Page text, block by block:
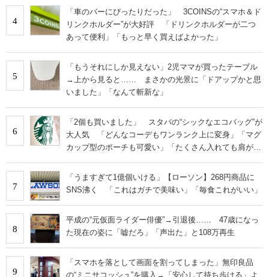
4
「車のバーにぴったりだった」 3COINSの“スマホ＆ド
リンクホルダー”が大好評 「ドリンクホルダーが二つ
あって便利」「もっと早く買えばよかった」
5
「もうそれにしか見えない」2児ママが買ったテーブル
→上から見ると…… まさかの光景に「ドアップかと思
いました」「なんて斬新な」
6
「2個も買いました」 スタバの“シックなエコバッグ”が
大人気 「どんなコーデもワンランク上に変身」「マグ
カップ型のポーチも可愛い」「たくさん入れても肩が痛
7
「うますぎて1億個いける」【ローソン】268円商品に
SNS沸く 「これはガチで美味い」「毎食これがいい」
8
平成の“元仮面ライダー俳優”→引退後…… 47歳になっ
た現在の姿に「嘘だろ」「声出た」と108万再生
9
「スマホを落として画面を割ってしまった」無印良品
の“ミニサコッシュ”を購入→「安心して持ち歩ける」よ